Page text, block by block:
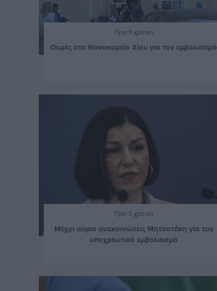
Πριν 5 χρόνια
Ουρές στο Νοσοκομείο Χίου για τον εμβολιασμό
Πριν 5 χρόνια
Μέχρι αύριο ανακοινώσεις Μητσοτάκη για τον
υποχρεωτικό εμβολιασμό